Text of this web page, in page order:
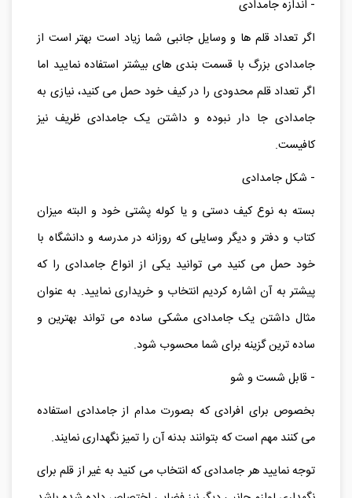
احتمال شکستن محافظت نماید.
- اندازه جامدادی
اگر تعداد قلم ها و وسایل جانبی شما زیاد است بهتر است از
جامدادی بزرگ با قسمت بندی های بیشتر استفاده نمایید اما
اگر تعداد قلم محدودی را در کیف خود حمل می کنید، نیازی به
جامدادی جا دار نبوده و داشتن یک جامدادی ظریف نیز
کافیست.
- شکل جامدادی
بسته به نوع کیف دستی و یا کوله پشتی خود و البته میزان
کتاب و دفتر و دیگر وسایلی که روزانه در مدرسه و دانشگاه با
خود حمل می کنید می توانید یکی از انواع جامدادی را که
پیشتر به آن اشاره کردیم انتخاب و خریداری نمایید. به عنوان
مثال داشتن یک جامدادی مشکی ساده می تواند بهترین و
ساده ترین گزینه برای شما محسوب شود.
- قابل شست و شو
بخصوص برای افرادی که بصورت مدام از جامدادی استفاده
می کنند مهم است که بتوانند بدنه آن را تمیز نگهداری نمایند.